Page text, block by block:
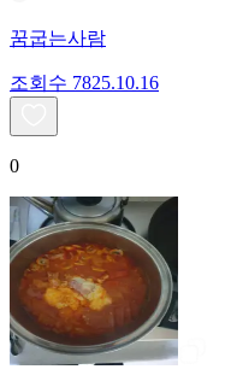
꿈굽는사람
조회수 7825.10.16
0